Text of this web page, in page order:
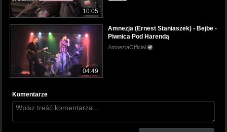
10:05
04:49
Amnezja (Ernest Staniaszek) - Bejbe -
Piwnica Pod Harendą
AmnezjaOfficial
Komentarze